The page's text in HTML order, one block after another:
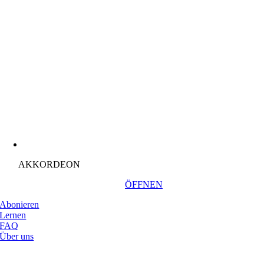
AKKORDEON
ÖFFNEN
Abonieren
Lernen
FAQ
Über uns